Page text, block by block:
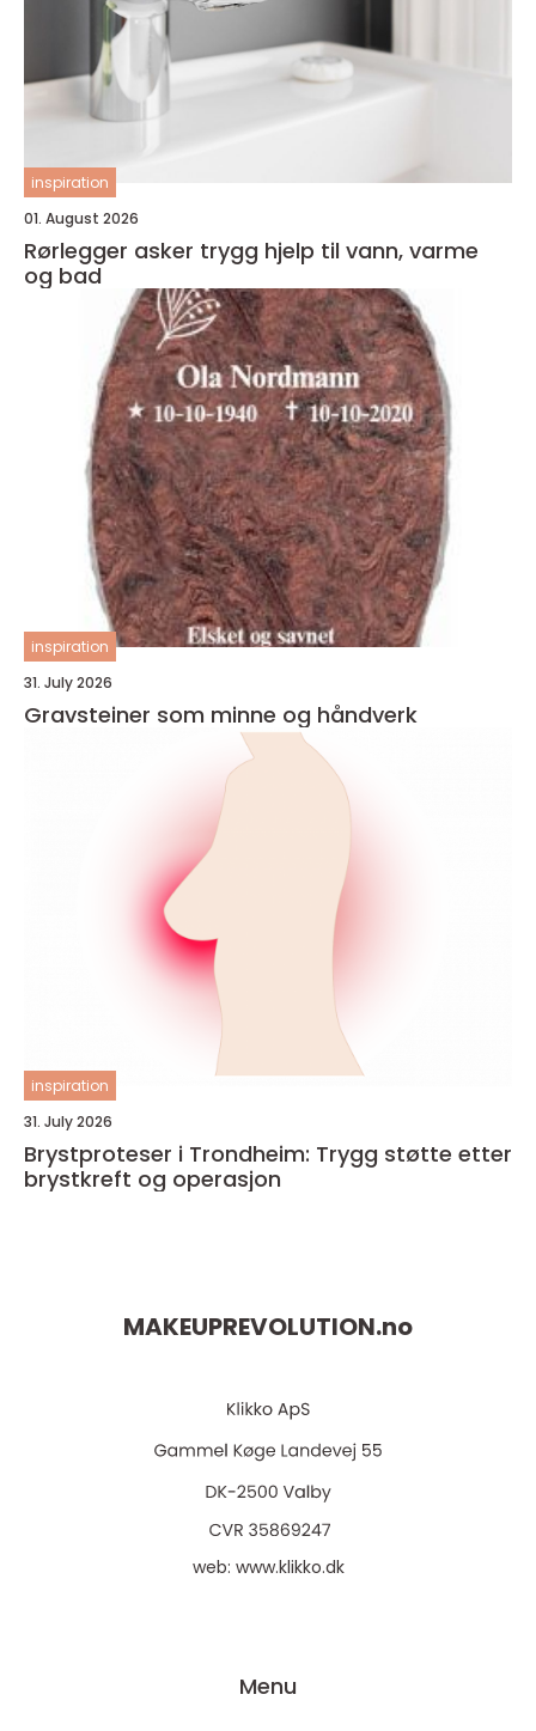
inspiration
01. August 2026
Rørlegger asker trygg hjelp til vann, varme
og bad
inspiration
31. July 2026
Gravsteiner som minne og håndverk
inspiration
31. July 2026
Brystproteser i Trondheim: Trygg støtte etter
brystkreft og operasjon
MAKEUPREVOLUTION.no
web: www.klikko.dk
Menu